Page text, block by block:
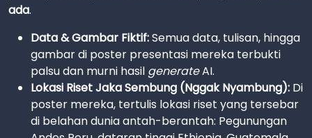
ada.
Data & Gambar Fiktif:Semua data, tulisan, hingga
gambar di poster presentasi mereka terbukti
palsu dan murni hasil generateAI.
Lokasi Riset Jaka Sembung (Nggak Nyambung): Di
poster mereka, tertulis lokasi riset yang tersebar
di belahan dunia antah-berantah: Pegunungan